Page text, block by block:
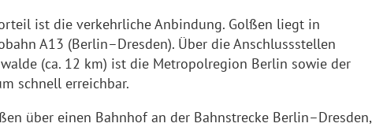
ist die verkehrliche Anbindung. Golßen liegt in
A13 (Berlin–Dresden). Über die Anschlussstellen
(ca. 12 km) ist die Metropolregion Berlin sowie der
schnell erreichbar.
über einen Bahnhof an der Bahnstrecke Berlin–Dresden,